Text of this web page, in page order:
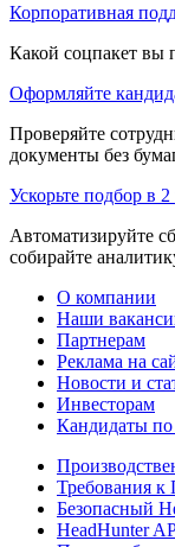
Корпоративная
Какой соцпакет вы
Оформляйте
Проверяйте
документы без
Ускорьте подбор в
Автоматизируйте
собирайте
О компании
Наши
Партнерам
Реклама на
Новости и
Инвесторам
Кандидаты
Требования
Безопасный
HeadHunter